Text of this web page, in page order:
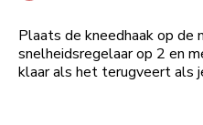
Plaats de kneedhaak op de
snelheidsregelaar op 2 en
klaar als het terugveert als